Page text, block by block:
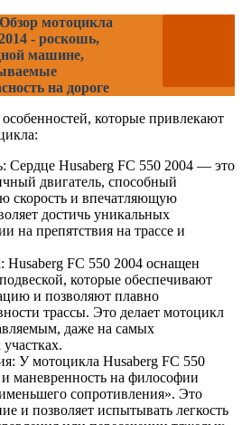
Обзор мотоцикла
- роскошь,
машине,
на дороге
которые привлекают
Сердце Husaberg FC 550 2004 — это
двигатель, способный
скорость и впечатляющую
достичь уникальных
на препятствия на трассе и
Husaberg FC 550 2004 оснащен
которые обеспечивают
и позволяют плавно
трассы. Это делает мотоцикл
даже на самых
У мотоцикла Husaberg FC 550
маневренность на философии
сопротивления». Это
и позволяет испытывать легкость